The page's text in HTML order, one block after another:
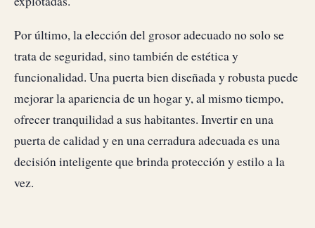
Por último, la elección del grosor adecuado no solo se
trata de seguridad, sino también de estética y
funcionalidad. Una puerta bien diseñada y robusta puede
mejorar la apariencia de un hogar y, al mismo tiempo,
ofrecer tranquilidad a sus habitantes. Invertir en una
puerta de calidad y en una cerradura adecuada es una
decisión inteligente que brinda protección y estilo a la
vez.